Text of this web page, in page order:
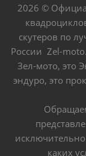
2026 ©
скутеров по
России Zel-
Зел-мото, это
эндуро, это
каких